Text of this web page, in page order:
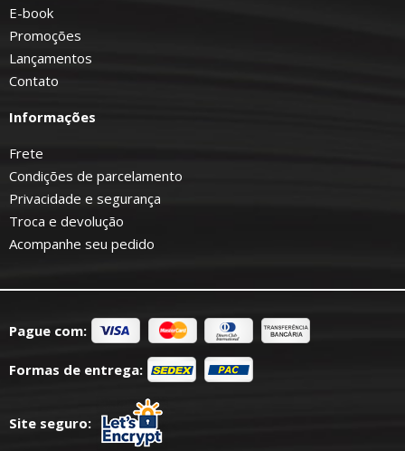
E-book
Promoções
Lançamentos
Contato
Informações
Frete
Condições de parcelamento
Privacidade e segurança
Troca e devolução
Acompanhe seu pedido
Pague com:
Formas de entrega:
Site seguro: